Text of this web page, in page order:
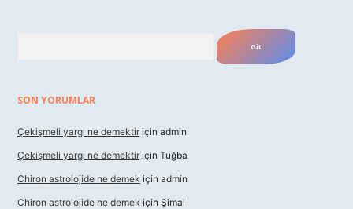
SON YORUMLAR
Çekişmeli yargı ne demektir için admin
Çekişmeli yargı ne demektir için Tuğba
Chiron astrolojide ne demek için admin
Chiron astrolojide ne demek için Şimal